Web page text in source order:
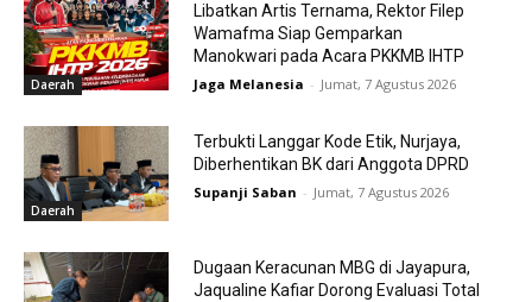
Daerah
Libatkan Artis Ternama, Rektor Filep
Wamafma Siap Gemparkan
Manokwari pada Acara PKKMB IHTP
Jaga Melanesia - Jumat, 7 Agustus 2026
Daerah
Terbukti Langgar Kode Etik, Nurjaya,
Diberhentikan BK dari Anggota DPRD
Supanji Saban - Jumat, 7 Agustus 2026
Dugaan Keracunan MBG di Jayapura,
Jaqualine Kafiar Dorong Evaluasi Total